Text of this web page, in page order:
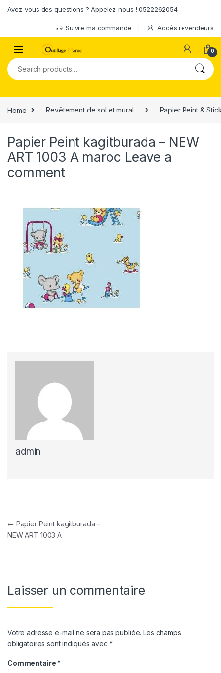
Avez-vous des questions ? Appelez-nous ! 0522262054
Suivre ma commande Accès revendeurs
0
Search for:
Home Revêtement de sol et mural Papier Peint &
Papier Peint kagitburada – NEW
ART 1003 A maroc Leave a
comment
admin
Navigation de l’article
← Papier Peint kagitburada –
NEW ART 1003 A
Laisser un commentaire
Votre adresse e-mail ne sera pas publiée. Les champs
obligatoires sont indiqués avec *
Commentaire *